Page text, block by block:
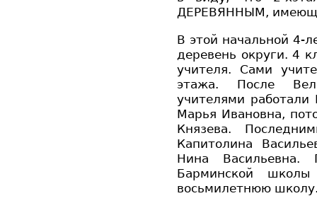
ДЕРЕВЯННЫМ,
В этой начальной 4-
деревень округи. 4
учителя. Сами
этажа. После
учителями
Марья Ивановна,
Князева.
Капитолина
Нина
Барминской
восьмилетнюю